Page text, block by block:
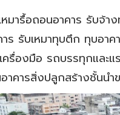
หมารื้อถอนอาคาร รับจ้
ร รับเหมาทุบตึก ทุบอ
รื่องมือ รถบรรทุกและ
าคารสิ่งปลูกสร้างชั้นนำ